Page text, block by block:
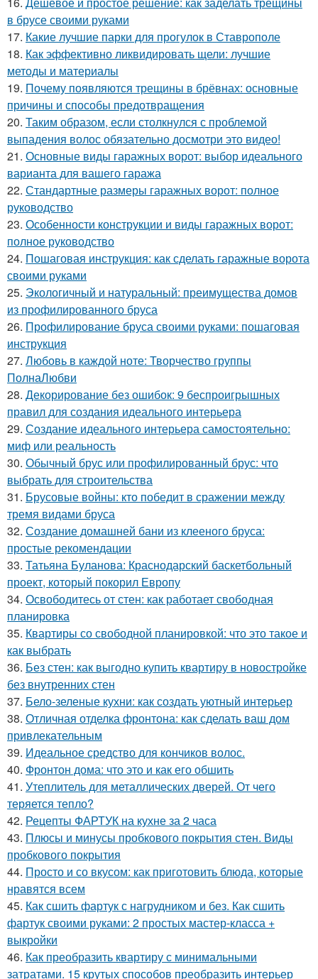
в брусе своими руками
17. Какие лучшие парки для прогулок в Ставрополе
18. Как эффективно ликвидировать щели: лучшие
методы и материалы
19. Почему появляются трещины в брёвнах: основные
причины и способы предотвращения
20. Таким образом, если столкнулся с проблемой
выпадения волос обязательно досмотри это видео!
21. Основные виды гаражных ворот: выбор идеального
варианта для вашего гаража
22. Стандартные размеры гаражных ворот: полное
руководство
23. Особенности конструкции и виды гаражных ворот:
полное руководство
24. Пошаговая инструкция: как сделать гаражные ворота
своими руками
25. Экологичный и натуральный: преимущества домов
из профилированного бруса
26. Профилирование бруса своими руками: пошаговая
инструкция
27. Любовь в каждой ноте: Творчество группы
ПолнаЛюбви
28. Декорирование без ошибок: 9 беспроигрышных
правил для создания идеального интерьера
29. Создание идеального интерьера самостоятельно:
миф или реальность
30. Обычный брус или профилированный брус: что
выбрать для строительства
31. Брусовые войны: кто победит в сражении между
тремя видами бруса
32. Создание домашней бани из клееного бруса:
простые рекомендации
33. Татьяна Буланова: Краснодарский баскетбольный
проект, который покорил Европу
34. Освободитесь от стен: как работает свободная
планировка
35. Квартиры со свободной планировкой: что это такое и
как выбрать
36. Без стен: как выгодно купить квартиру в новостройке
без внутренних стен
37. Бело-зеленые кухни: как создать уютный интерьер
38. Отличная отделка фронтона: как сделать ваш дом
привлекательным
39. Идеальное средство для кончиков волос.
40. Фронтон дома: что это и как его обшить
41. Утеплитель для металлических дверей. От чего
теряется тепло?
42. Рецепты ФАРТУК на кухне за 2 часа
43. Плюсы и минусы пробкового покрытия стен. Виды
пробкового покрытия
44. Просто и со вкусом: как приготовить блюда, которые
нравятся всем
45. Как сшить фартук с нагрудником и без. Как сшить
фартук своими руками: 2 простых мастер-класса +
выкройки
46. Как преобразить квартиру с минимальными
затратами. 15 крутых способов преобразить интерьер